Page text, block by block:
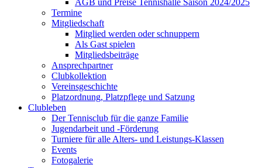
AGB und Preise Tennishalle Saison 2024/2025
Termine
Mitgliedschaft
Mitglied werden oder schnuppern
Als Gast spielen
Mitgliedsbeiträge
Ansprechpartner
Clubkollektion
Vereinsgeschichte
Platzordnung, Platzpflege und Satzung
Clubleben
Der Tennisclub für die ganze Familie
Jugendarbeit und -Förderung
Turniere für alle Alters- und Leistungs-Klassen
Events
Fotogalerie